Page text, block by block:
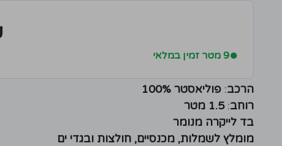
●9 מטר זמין במלאי
הרכב: פוליאסטר 100%
רוחב:1.5 מטר
בד לייקרה מנומר
מומלץ לשמלות, מכנסיים, חולצות ובגדי ים